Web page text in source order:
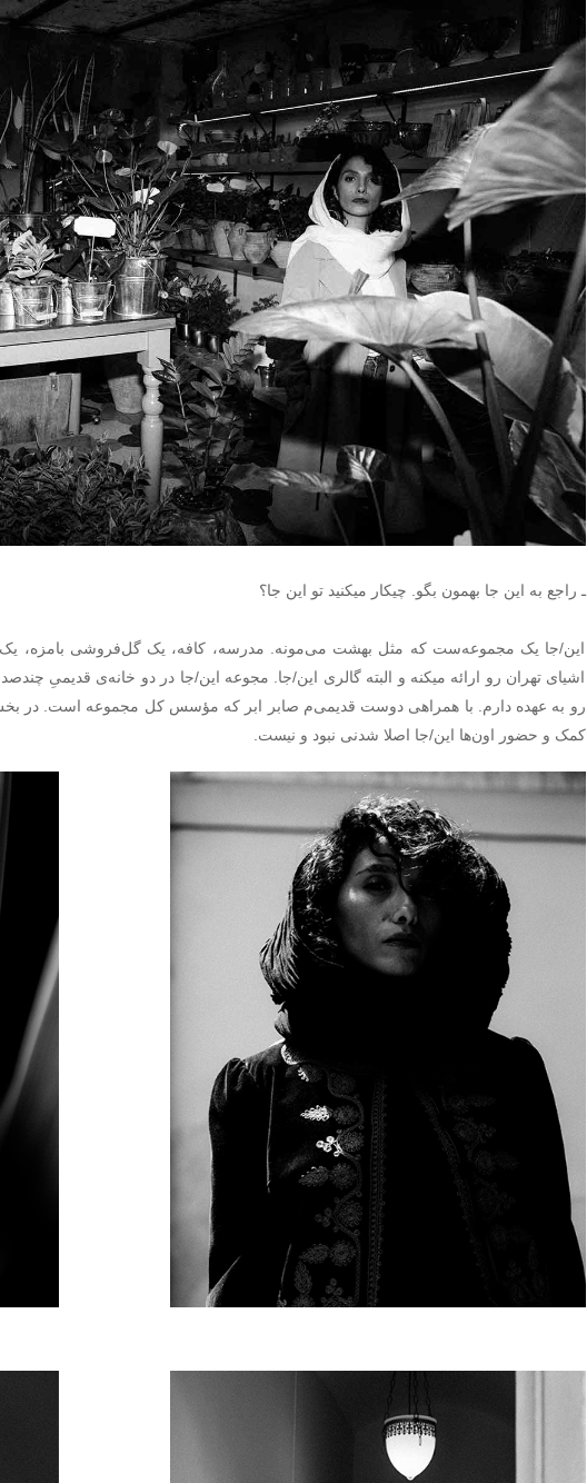
ـ راجع به این جا بهمون بگو. چیکار میکنید تو این جا؟
اين/جا یک مجموعه‌ست که مثل بهشت می‌مونه. مدرسه، کافه، یک گل‌فروشی بامزه، یک
اشیای تهران رو ارائه میکنه و البته گالری این/جا. مجوعه این/جا در دو خانه‌ی قدیمیِ
رو به عهده دارم. با همراهى دوست قديمى‌م صابر ابر كه مؤسس كل مجموعه است. در
کمک و حضور اون‌ها این/جا اصلا شدنی نبود و نیست.